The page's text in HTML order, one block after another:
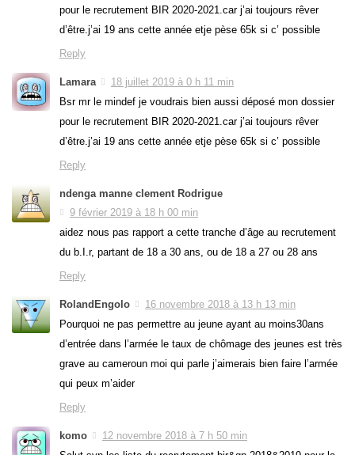
pour le recrutement BIR 2020-2021.car j’ai toujours rêver
d’être.j’ai 19 ans cette année etje pèse 65k si c’ possible
Reply
Lamara
18 juillet 2019 à 0 h 11 min
Bsr mr le mindef je voudrais bien aussi déposé mon dossier
pour le recrutement BIR 2020-2021.car j’ai toujours rêver
d’être.j’ai 19 ans cette année etje pèse 65k si c’ possible
Reply
ndenga manne clement Rodrigue
9 février 2019 à 18 h 00 min
aidez nous pas rapport a cette tranche d’âge au recrutement
du b.I.r, partant de 18 a 30 ans, ou de 18 a 27 ou 28 ans
Reply
RolandEngolo
16 novembre 2018 à 13 h 13 min
Pourquoi ne pas permettre au jeune ayant au moins30ans
d’entrée dans l’armée le taux de chômage des jeunes est très
grave au cameroun moi qui parle j’aimerais bien faire l’armée
qui peux m’aider
Reply
komo
12 novembre 2018 à 7 h 50 min